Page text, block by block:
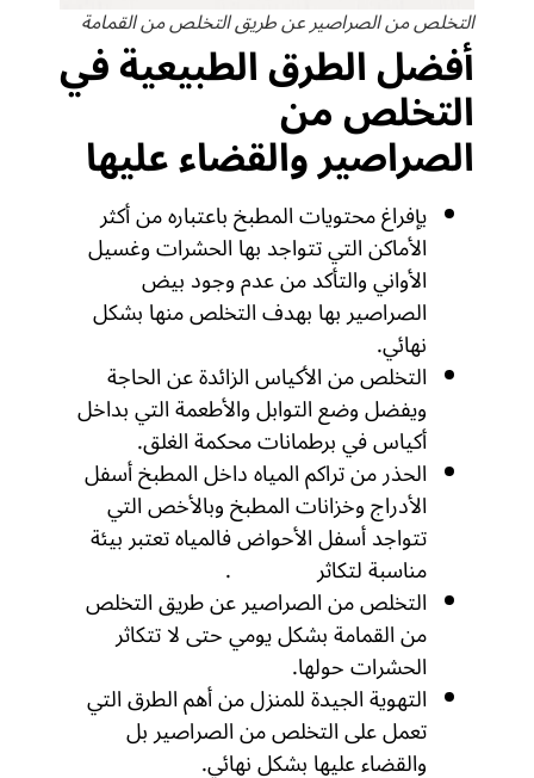
التخلص من الصراصير عن طريق التخلص من القمامة
أفضل الطرق الطبيعية في
التخلص من
الصراصير والقضاء عليها
يإفراغ محتويات المطبخ باعتباره من أكثر
الأماكن التي تتواجد بها الحشرات وغسيل
الأواني والتأكد من عدم وجود بيض
الصراصير بها بهدف التخلص منها بشكل
نهائي.
التخلص من الأكياس الزائدة عن الحاجة
ويفضل وضع التوابل والأطعمة التي بداخل
أكياس في برطمانات محكمة الغلق.
الحذر من تراكم المياه داخل المطبخ أسفل
الأدراج وخزانات المطبخ وبالأخص التي
تتواجد أسفل الأحواض فالمياه تعتبر بيئة
مناسبة لتكاثر .
التخلص من الصراصير عن طريق التخلص
من القمامة بشكل يومي حتى لا تتكاثر
الحشرات حولها.
التهوية الجيدة للمنزل من أهم الطرق التي
تعمل على التخلص من الصراصير بل
والقضاء عليها بشكل نهائي.